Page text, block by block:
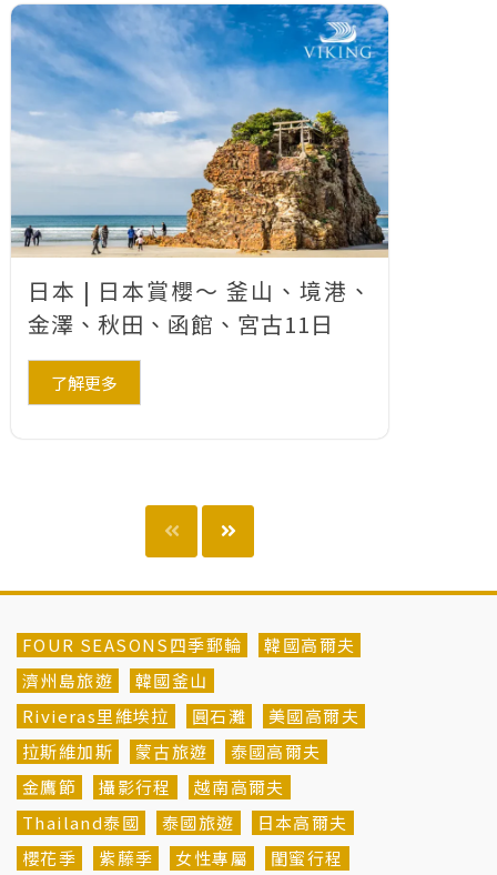
日本 | 日本賞櫻～ 釜山、境港、
金澤、秋田、函館、宮古11日
了解更多
FOUR SEASONS四季郵輪
韓國高爾夫
濟州島旅遊
韓國釜山
Rivieras里維埃拉
圓石灘
美國高爾夫
拉斯維加斯
蒙古旅遊
泰國高爾夫
金鷹節
攝影行程
越南高爾夫
Thailand泰國
泰國旅遊
日本高爾夫
櫻花季
紫藤季 女性專屬
閨蜜行程